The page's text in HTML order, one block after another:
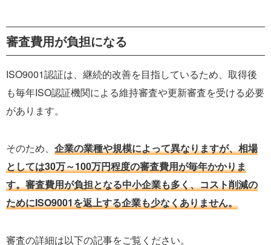
審査費用が負担になる
ISO9001認証は、継続的改善を目指しているため、取得後
も毎年ISO認証機関による維持審査や更新審査を受ける必要
があります。
そのため、 企業の業種や規模によって異なりますが、相場
としては30万～100万円程度の審査費用が毎年かかりま
す。審査費用が負担となる中小企業も多く、コスト削減の
ためにISO9001を返上する企業も少なくありません。
審査の詳細は以下の記事をご覧ください。